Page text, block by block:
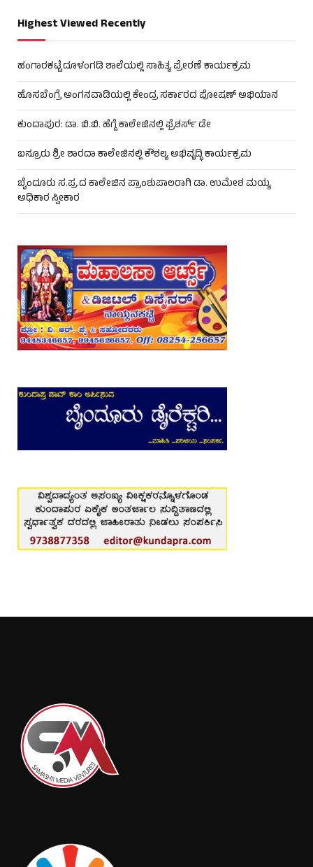
Highest Viewed Recently
ಹಂಗಾರಕಟ್ಟೆ ದೂಳಂಗಡಿ ಶಾಲೆಯಲ್ಲಿ ಸಾಹಿತ್ಯ ಪ್ರೇರಣೆ ಕಾರ್ಯಕ್ರಮ
ಹೊಸಬೆಂಗ್ರೆ ಅಂಗನವಾಡಿಯಲ್ಲಿ ಕೇಂದ್ರ ಸರ್ಕಾರದ ಪೋಷಣ್ ಅಭಿಯಾನ
ಕುಂದಾಪುರ: ಡಾ. ಬಿ.ಬಿ. ಹೆಗ್ಡೆ ಕಾಲೇಜಿನಲ್ಲಿ ಫ್ರೆಶರ್ಸ್ ಡೇ
ಬಸ್ರೂರು ಶ್ರೀ ಶಾರದಾ ಕಾಲೇಜಿನಲ್ಲಿ ಕೌಶಲ್ಯ ಅಭಿವೃದ್ಧಿ ಕಾರ್ಯಕ್ರಮ
ಬೈಂದೂರು ಸ.ಪ್ರ.ದ ಕಾಲೇಜಿನ ಪ್ರಾಂಶುಪಾಲರಾಗಿ ಡಾ. ಉಮೇಶ ಮಯ್ಯ
ಅಧಿಕಾರ ಸ್ವೀಕಾರ